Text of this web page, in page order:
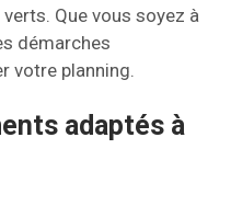
Que vous soyez à
démarches
votre planning.
adaptés à